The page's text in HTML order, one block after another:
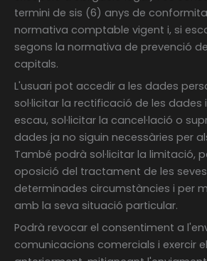
termini de sis (6) anys de
normativa comptable vigent i, si
segons la normativa de prevenció
capitals.
L'usuari pot accedir a les dades
sol·licitar la rectificació de les dades
escau, sol·licitar la cancel·lació o
dades ja no siguin necessàries per
També podrà sol·licitar la limitació,
oposició del tractament de les
determinades circumstàncies i per
amb la seva situació particular.
Podrà revocar el consentiment a
comunicacions comercials i exercir